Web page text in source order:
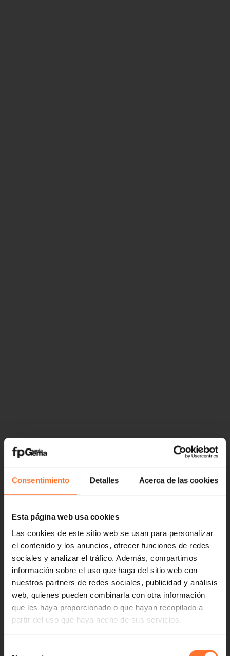
Consentimiento Detalles Acerca de las cookies
Esta página web usa cookies
Las cookies de este sitio web se usan para personalizar
el contenido y los anuncios, ofrecer funciones de redes
sociales y analizar el tráfico. Además, compartimos
información sobre el uso que haga del sitio web con
nuestros partners de redes sociales, publicidad y análisis
web, quienes pueden combinarla con otra información
que les haya proporcionado o que hayan recopilado a
partir del uso que haya hecho de sus servicios.